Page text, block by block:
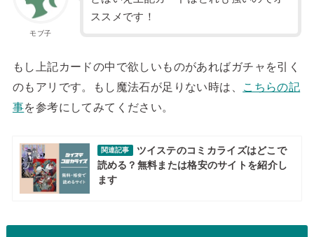
モブ子
ススメです！
もし上記カードの中で欲しいものがあればガチャを引く
のもアリです。もし魔法石が足りない時は、
こちらの記
事を参考にしてみてください。
関連記事
ツイステのコミカライズはどこで
読める？無料または格安のサイトを紹介し
ます